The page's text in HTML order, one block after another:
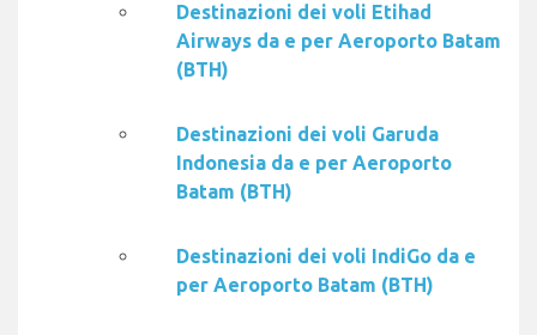
Destinazioni dei voli Etihad
Airways da e per Aeroporto Batam
(BTH)
Destinazioni dei voli Garuda
Indonesia da e per Aeroporto
Batam (BTH)
Destinazioni dei voli IndiGo da e
per Aeroporto Batam (BTH)